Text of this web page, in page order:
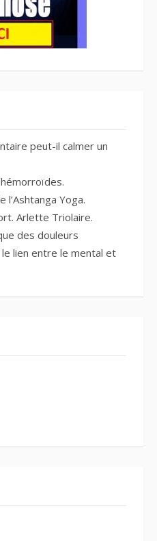
peut-il calmer un
l’Ashtanga Yoga.
Arlette Triolaire.
des douleurs
lien entre le mental et